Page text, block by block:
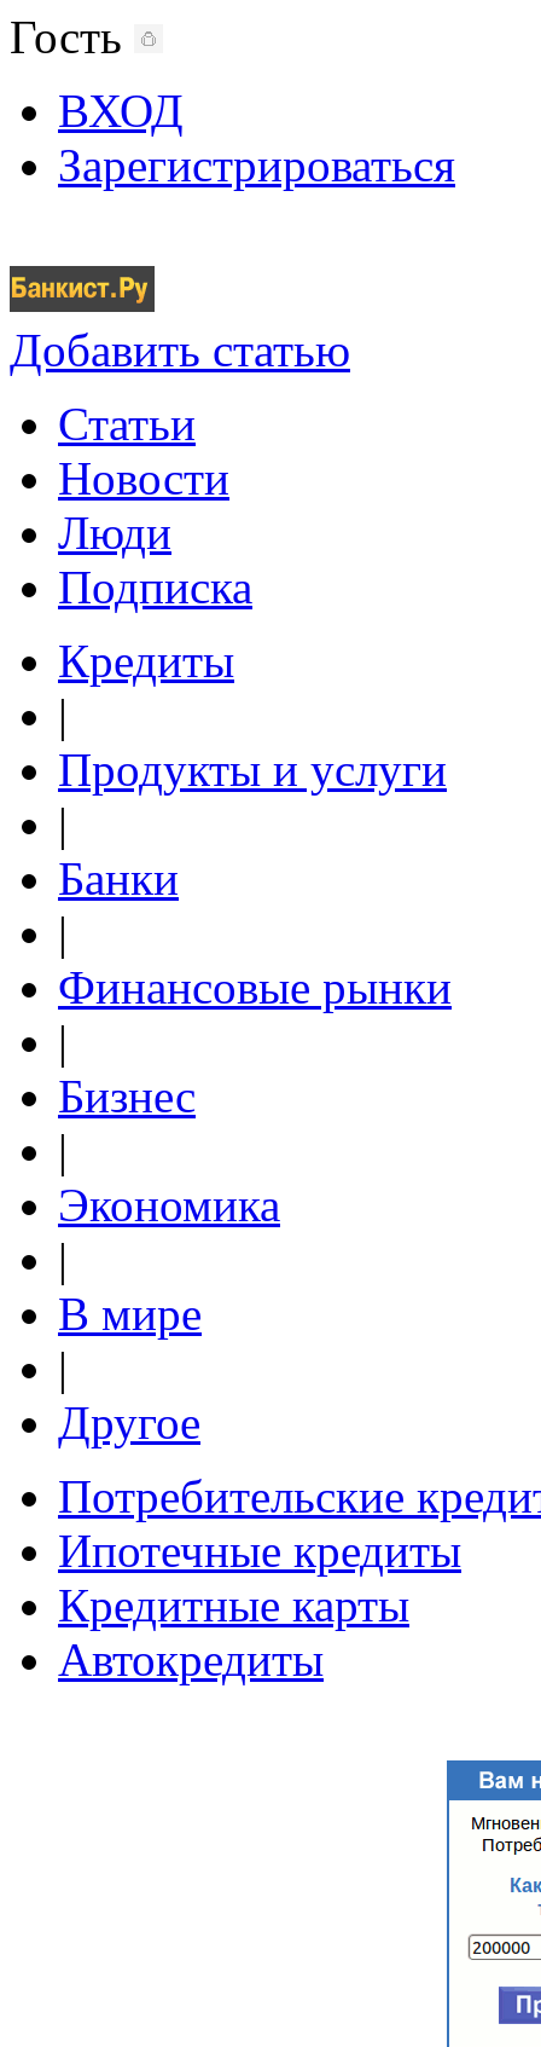
Гость
ВХОД
Зарегистрироваться
Добавить статью
Статьи
Новости
Люди
Подписка
Кредиты
|
Продукты и услуги
|
Банки
|
Финансовые рынки
|
Бизнес
|
Экономика
|
В мире
|
Другое
Потребительские
Ипотечные кредиты
Кредитные карты
Автокредиты